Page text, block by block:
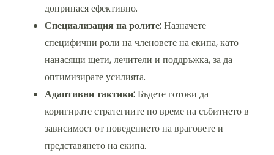
допринася ефективно.
Специализация на ролите:Назначете
специфични роли на членовете на екипа, като
нанасящи щети, лечители и поддръжка, за да
оптимизирате усилията.
Адаптивни тактики:Бъдете готови да
коригирате стратегиите по време на събитието в
зависимост от поведението на враговете и
представянето на екипа.